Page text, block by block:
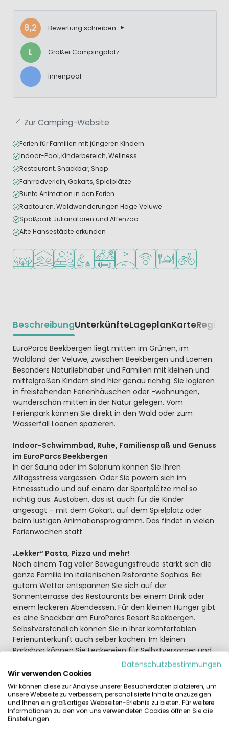
8,2 Bewertung schreiben
L Großer Campingplatz
Innenpool
Zur Camping-Website
Ferien für Familien mit jüngeren Kindern
Indoor-Pool, Kinderbereich, Wellness
Restaurant, Snackbar, Shop
Fahrradverleih, Gokarts, Spielplätze
Bunte Animation in den Ferien
Radtouren, Waldwanderungen Hoge Veluwe
Spaßpark Julianatoren und Affenzoo
Alte Hansestädte erkunden
In waldreicher Umgebung
HallenbadWellness-Einrichtungen
Empfohlen für kleine Kinder
Viele Sportmöglichkeiten
Golfplatz in der Nähe
WLAN verfügbar
Restaurant oder
Fahrradverleih
BeschreibungUnterkünfteLageplanKarteRegion
Beschrijving
EuroParcs Beekbergen liegt mitten im Grünen, im
Waldland der Veluwe, zwischen Beekbergen und Loenen.
Besonders Naturliebhaber und Familien mit kleinen und
mittelgroßen Kindern sind hier genau richtig. Sie logieren
in freistehenden Ferienhäuschen oder -wohnungen,
wunderschön mitten in der Natur gelegen. Vom
Ferienpark können Sie direkt in den Wald oder zum
Wasserfall Loenen spazieren.
Indoor-Schwimmbad, Ruhe, Familienspaß und Genuss
im EuroParcs Beekbergen
In der Sauna oder im Solarium können Sie Ihren
Alltagsstress vergessen. Oder Sie powern sich im
Fitnessstudio und auf einem der Sportplätze mal so
richtig aus. Austoben, das ist auch für die Kinder
angesagt – mit dem Gokart, auf dem Spielplatz oder
beim lustigen Animationsprogramm. Das findet in vielen
Ferienwochen statt.
„Lekker“ Pasta, Pizza und mehr!
Nach einem Tag voller Bewegungsfreude stärkt sich die
ganze Familie im italienischen Ristorante Sophias. Bei
gutem Wetter entspannen Sie sich auf der
Sonnenterrasse des Restaurants bei einem Drink oder
einem leckeren Abendessen. Für den kleinen Hunger gibt
es eine Snackbar am EuroParcs Resort Beekbergen.
Selbstverständlich können Sie in Ihrer komfortablen
Ferienunterkunft auch selber kochen. Im kleinen
Parkshop können Sie Leckereien für Selbstversorger und
den täglichen Bedarf einkaufen. Für den größeren
Einkauf geht es ins nahe Beekbergen.
Kein Fahrrad dabei? Kein Problem, einfach eines
ausleihen
An der Rezeption des EuroParcs Beekbergen erhalten Sie
Fahrräder, Kinderräder, Mountainbikes und E-Bikes zum
Datenschutzbestimmungen
Wir verwenden Cookies
Wir können diese zur Analyse unserer Besucherdaten platzieren, um
unsere Webseite zu verbessern, personalisierte Inhalte anzuzeigen
und Ihnen ein großartiges Webseiten-Erlebnis zu bieten. Für weitere
Informationen zu den von uns verwendeten Cookies öffnen Sie die
Einstellungen.